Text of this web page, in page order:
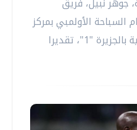
السباحة الأولمبي بمركز
التنمية الشبابية والرياضية بالجزيرة "1"، تقديرا